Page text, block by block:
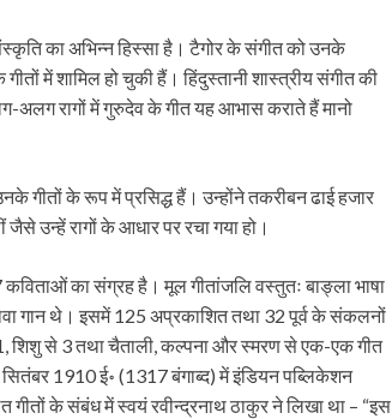
का अभिन्न हिस्सा है। टैगोर के संगीत को उनके
में शामिल हो चुकी हैं। हिंदुस्तानी शास्त्रीय संगीत की
अलग रागों में गुरुदेव के गीत यह आभास कराते हैं मानो
गीतों के रूप में प्रसिद्ध हैं। उन्होंने तकरीबन ढाई हजार
जैसे उन्हें रागों के आधार पर रचा गया हो।
का संग्रह है। मूल गीतांजलि वस्तुतः बाङ्ला भाषा
गान थे। इसमें 125 अप्रकाशित तथा 32 पूर्व के संकलनों
शिशु से 3 तथा चैताली, कल्पना और स्मरण से एक-एक गीत
1910 ई॰ (1317 बंगाब्द) में इंडियन पब्लिकेशन
के संबंध में स्वयं रवीन्द्रनाथ ठाकुर ने लिखा था – “इस